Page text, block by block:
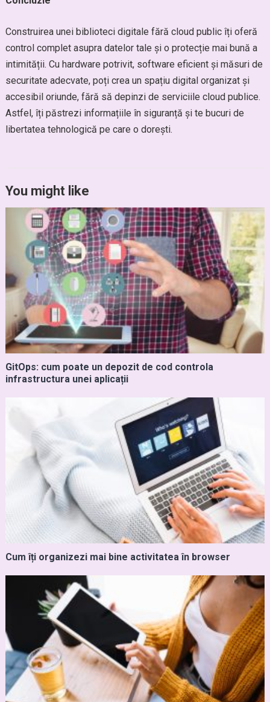
Construirea unei biblioteci digitale fără cloud public îți oferă
control complet asupra datelor tale și o protecție mai bună a
intimității. Cu hardware potrivit, software eficient și măsuri de
securitate adecvate, poți crea un spațiu digital organizat și
accesibil oriunde, fără să depinzi de serviciile cloud publice.
Astfel, îți păstrezi informațiile în siguranță și te bucuri de
libertatea tehnologică pe care o dorești.
You might like
GitOps: cum poate un depozit de cod controla
infrastructura unei aplicații
Cum îți organizezi mai bine activitatea în browser